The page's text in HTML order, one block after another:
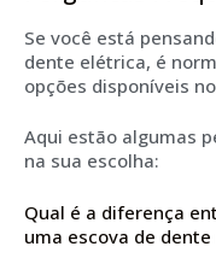
Se você está
dente elétrica, é
opções disponíveis
Aqui estão algumas
na sua escolha:
Qual é a diferença
uma escova de dente